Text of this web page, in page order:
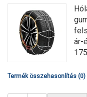
ár-
Termék összehasonlítás (0)